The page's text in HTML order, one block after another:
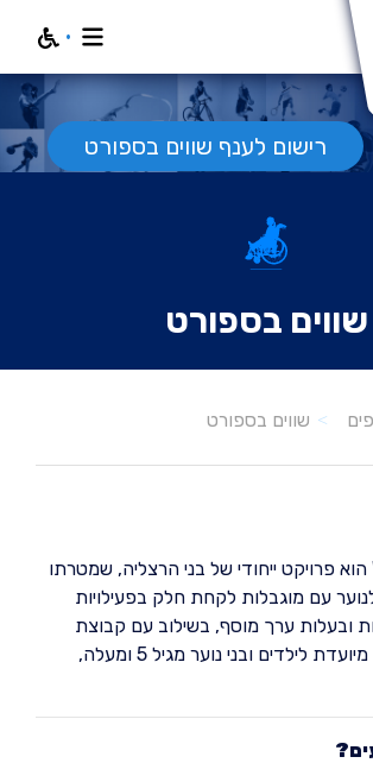
רישום לענף שווים בספורט
שווים בספורט
שווים בספורט
הוא פרויקט ייחודי של בני הרצליה, שמטרתו
עם מוגבלות לקחת חלק בפעילויות
ובעלות ערך מוסף, בשילוב עם קבוצת
השווים. התוכנית מיועדת לילדים ובני נוער מגיל 5 ומעלה,